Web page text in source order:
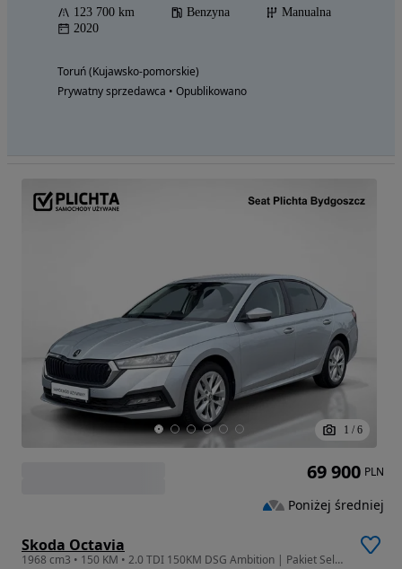
123 700 km Benzyna
Manualna
2020
Toruń (Kujawsko-pomorskie)
Prywatny sprzedawca • Opublikowano
1 / 6
Skoda Octavia
1968 cm3 • 150 KM • 2.0 TDI 150KM DSG Ambition | Pakiet Selection | Polski Salon | FV
69 900 PLN
Poniżej średniej